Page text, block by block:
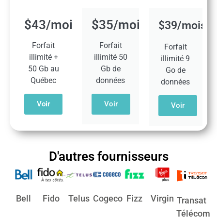
$43/mois​​
Forfait
illimité +
50 Gb au
Québec​
Voir
$35/mois​
Forfait
illimité 50
Gb de
données​
Voir
$39/mois​
Forfait
illimité 9
Go de
données​
Voir
D'autres fournisseurs
Bell Fido Telus Cogeco Fizz Virgin Transat
Télécom